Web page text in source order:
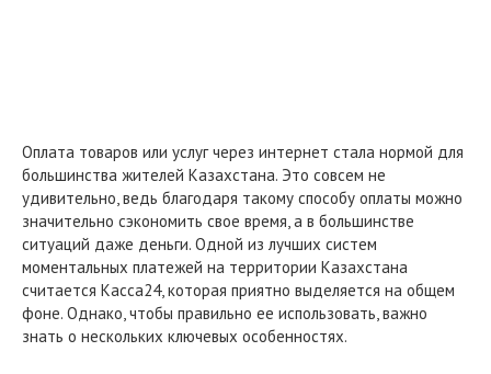
Оплата товаров или услуг через интернет стала нормой для
большинства жителей Казахстана. Это совсем не
удивительно, ведь благодаря такому способу оплаты можно
значительно сэкономить свое время, а в большинстве
ситуаций даже деньги. Одной из лучших систем
моментальных платежей на территории Казахстана
считается Касса24, которая приятно выделяется на общем
фоне. Однако, чтобы правильно ее использовать, важно
знать о нескольких ключевых особенностях.